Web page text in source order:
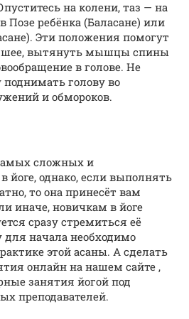
на колени, таз — на
Позе ребёнка (Баласане) или
Эти положения помогут
шее, вытянуть мышцы спины
в голове. Не
поднимать голову во
и обмороков.
сложных и
йоге, однако, если выполнять
то она принесёт вам
иначе, новичкам в йоге
сразу стремиться её
для начала необходимо
этой асаны. А сделать
онлайн на нашем сайте ,
занятия йогой под
преподавателей.